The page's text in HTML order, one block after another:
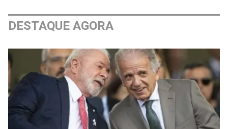
DESTAQUE AGORA